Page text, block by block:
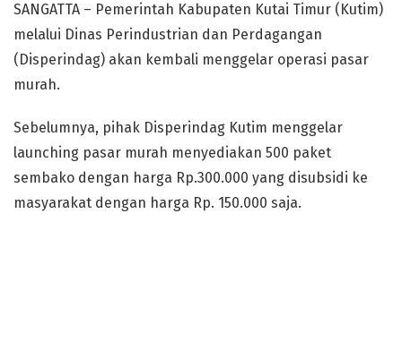
SANGATTA – Pemerintah Kabupaten Kutai Timur (Kutim)
melalui Dinas Perindustrian dan Perdagangan
(Disperindag) akan kembali menggelar operasi pasar
murah.
Sebelumnya, pihak Disperindag Kutim menggelar
launching pasar murah menyediakan 500 paket
sembako dengan harga Rp.300.000 yang disubsidi ke
masyarakat dengan harga Rp. 150.000 saja.